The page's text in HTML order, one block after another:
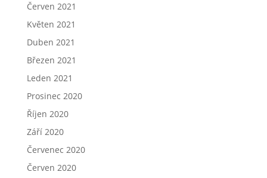
Červen 2021
Květen 2021
Duben 2021
Březen 2021
Leden 2021
Prosinec 2020
Říjen 2020
Září 2020
Červenec 2020
Červen 2020